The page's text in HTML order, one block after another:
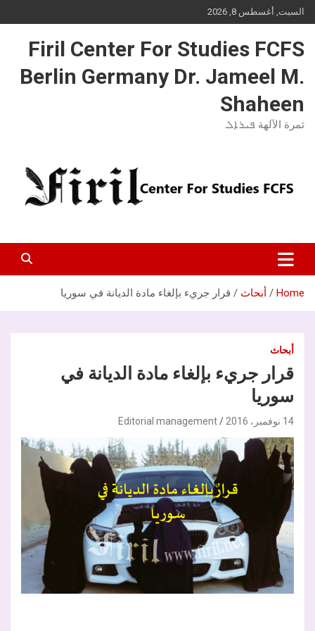
Skip
to
السبت, أغسطس 8, 2026
Firil Center For Studies FCFS
Berlin Germany Dr. Jameel M.
Shaheen
ثمرة الآلهة ܦܝܪܐܠ
Home أبحاث قرار جريء بإلغاء مادة الديانة في سوريا
أبحاث
قرار جريء بإلغاء مادة الديانة في
سوريا
14 نوفمبر، 2016 Editorial management